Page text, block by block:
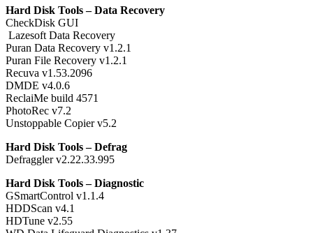
Hard Disk Tools – Data Recovery
CheckDisk GUI
Lazesoft Data Recovery
Puran Data Recovery v1.2.1
Puran File Recovery v1.2.1
Recuva v1.53.2096
DMDE v4.0.6
ReclaiMe build 4571
PhotoRec v7.2
Unstoppable Copier v5.2
Hard Disk Tools – Defrag
Defraggler v2.22.33.995
Hard Disk Tools – Diagnostic
GSmartControl v1.1.4
HDDScan v4.1
HDTune v2.55